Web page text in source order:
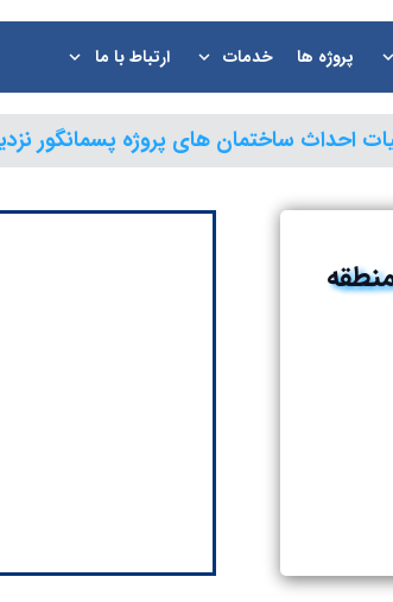
پروژه ها خدمات ارتباط با ما
احداث ساختمان های پروژه پسمانگور